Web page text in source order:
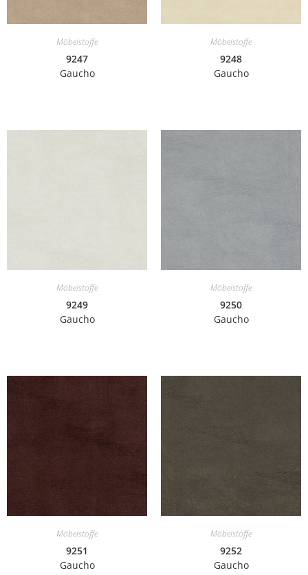
Möbelstoffe
9247
Gaucho
Möbelstoffe
9248
Gaucho
Möbelstoffe
9249
Gaucho
Möbelstoffe
9250
Gaucho
Möbelstoffe
9251
Gaucho
Möbelstoffe
9252
Gaucho